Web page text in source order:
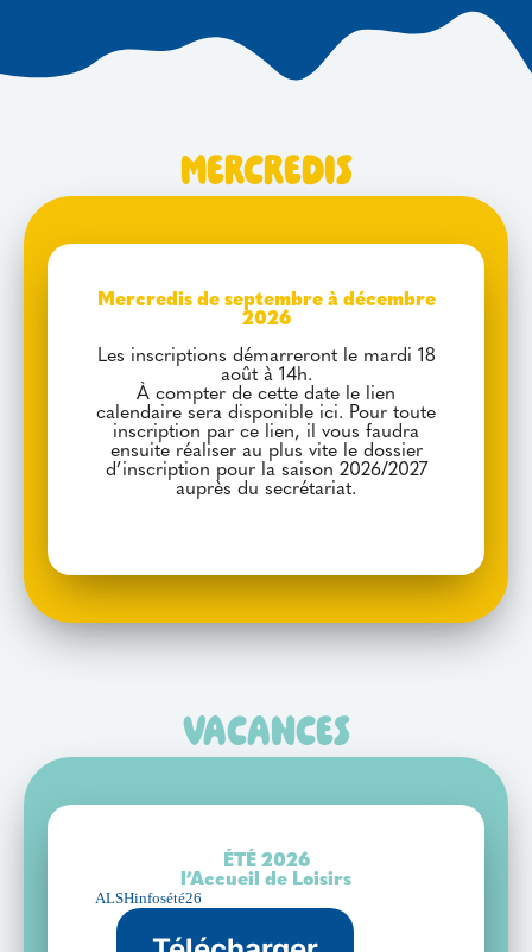
Mercredis
Mercredis de septembre à décembre
2026
Les inscriptions démarreront le mardi 18
août à 14h.
À compter de cette date le lien
calendaire sera disponible ici. Pour toute
inscription par ce lien, il vous faudra
ensuite réaliser au plus vite le dossier
d’inscription pour la saison 2026/2027
auprès du secrétariat.
Vacances
ÉTÉ 2026
l’Accueil de Loisirs
ALSHinfosété26